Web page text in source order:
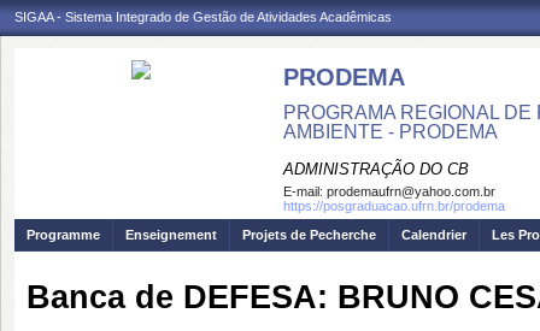
SIGAA - Sistema Integrado de Gestão de Atividades Acadêmicas
PRODEMA
PROGRAMA REGIONAL
AMBIENTE - PRODEMA
ADMINISTRAÇÃO DO CB
E-mail: prodemaufrn@yahoo.com.br
https://posgraduacao.ufrn.br/prodema
Programme
Enseignement Projets de Pecherche Calendrier Les
Banca de DEFESA: BRUNO